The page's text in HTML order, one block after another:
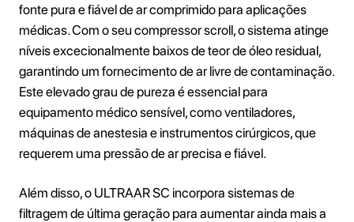
fonte pura e fiável de ar comprimido para aplicações
médicas. Com o seu compressor scroll, o sistema atinge
níveis excecionalmente baixos de teor de óleo residual,
garantindo um fornecimento de ar livre de contaminação.
Este elevado grau de pureza é essencial para
equipamento médico sensível, como ventiladores,
máquinas de anestesia e instrumentos cirúrgicos, que
requerem uma pressão de ar precisa e fiável.
Além disso, o ULTRAAR SC incorpora sistemas de
filtragem de última geração para aumentar ainda mais a